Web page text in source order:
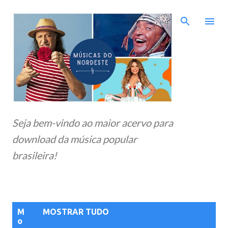
Pular para o conteúdo principal
Seja bem-vindo ao maior acervo para
download da música popular
brasileira!
M
o
MOSTRAR TUDO